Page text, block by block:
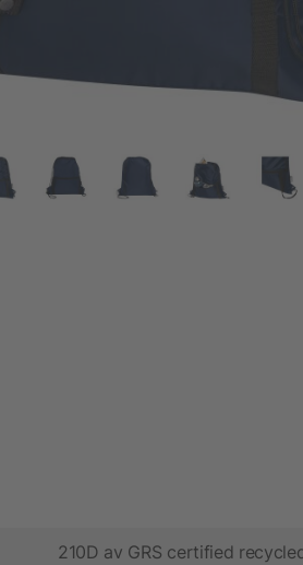
210D av GRS certified